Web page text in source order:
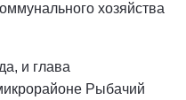
хозяйства
и глава
Рыбачий